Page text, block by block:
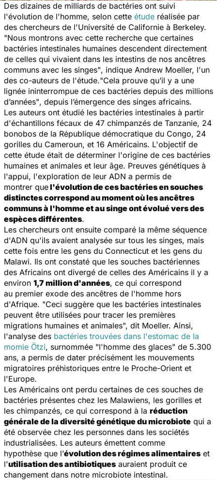
Des dizaines de milliards de bactéries ont suivi
l'évolution de l'homme, selon cette étude réalisée par
des chercheurs de l'Université de Californie à Berkeley.
"Nous montrons avec cette recherche que certaines
bactéries intestinales humaines descendent directement
de celles qui vivaient dans les intestins de nos ancêtres
communs avec les singes", indique Andrew Moeller, l'un
des co-auteurs de l'étude."Cela prouve qu’il y a une
lignée ininterrompue de ces bactéries depuis des millions
d’années", depuis l’émergence des singes africains.
Les auteurs ont étudié les bactéries intestinales à partir
d'échantillons fécaux de 47 chimpanzés de Tanzanie, 24
bonobos de la République démocratique du Congo, 24
gorilles du Cameroun, et 16 Américains. L'objectif de
cette étude était de déterminer l'origine de ces bactéries
humaines et animales et leur âge. Preuves génétiques à
l'appui, l'exploration de leur ADN a permis de
montrer quel'évolution de ces bactéries en souches
distinctes correspond au moment où les ancêtres
communs à l'homme et au singe ont évolué vers des
espèces différentes.
Les chercheurs ont ensuite comparé la même séquence
d'ADN qu'ils avaient analysée sur tous les singes, mais
cette fois entre les gens du Connecticut et les gens du
Malawi. Ils ont constaté que les souches bactériennes
des Africains ont divergé de celles des Américains il y a
environ 1,7 million d'années, ce qui correspond
au premier exode des ancêtres de l'homme hors
d'Afrique. "Ceci suggère que les bactéries intestinales
peuvent être utilisées pour tracer les premières
migrations humaines et animales", dit Moeller. Ainsi,
l'analyse des bactéries trouvées dans l'estomac de la
momie Ötzi, surnommée "l'homme des glaces" de 5.300
ans, a permis de dater précisément les mouvements
migratoires préhistoriques entre le Proche-Orient et
l'Europe.
Les Américains ont perdu certaines de ces souches de
bactéries présentes chez les Malawiens, les gorilles et
les chimpanzés, ce qui correspond à la réduction
générale de la diversité génétique du microbiote qui a
été observée chez les personnes dans les sociétés
industrialisées. Les auteurs émettent comme
hypothèse que l’évolution des régimes alimentaires et
l'utilisation des antibiotiques auraient produit ce
changement dans notre microbiote intestinal.